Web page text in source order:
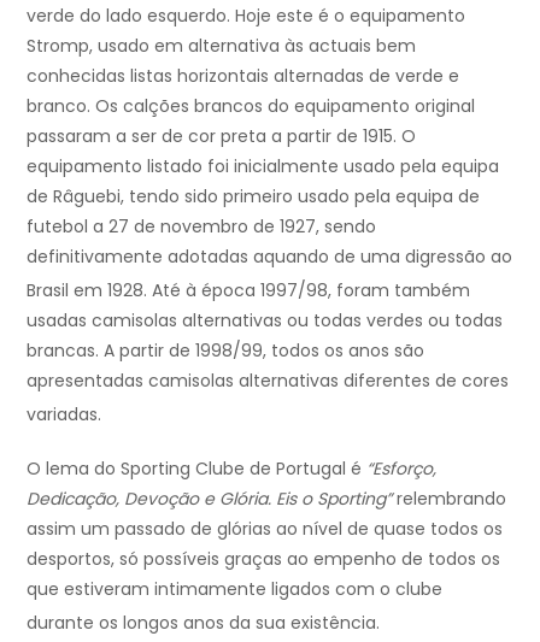
verde do lado esquerdo. Hoje este é o equipamento
Stromp, usado em alternativa às actuais bem
conhecidas listas horizontais alternadas de verde e
branco. Os calções brancos do equipamento original
passaram a ser de cor preta a partir de 1915. O
equipamento listado foi inicialmente usado pela equipa
de Râguebi, tendo sido primeiro usado pela equipa de
futebol a 27 de novembro de 1927, sendo
definitivamente adotadas aquando de uma digressão ao
Brasil em 1928. Até à época 1997/98, foram também
usadas camisolas alternativas ou todas verdes ou todas
brancas. A partir de 1998/99, todos os anos são
apresentadas camisolas alternativas diferentes de cores
variadas.
O lema do Sporting Clube de Portugal é “Esforço,
Dedicação, Devoção e Glória. Eis o Sporting”relembrando
assim um passado de glórias ao nível de quase todos os
desportos, só possíveis graças ao empenho de todos os
que estiveram intimamente ligados com o clube
durante os longos anos da sua existência.